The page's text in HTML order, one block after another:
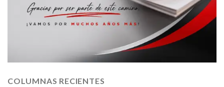
COLUMNAS RECIENTES